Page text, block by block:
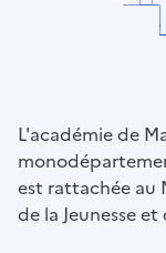
L'académie de
est rattachée au
de la Jeunesse